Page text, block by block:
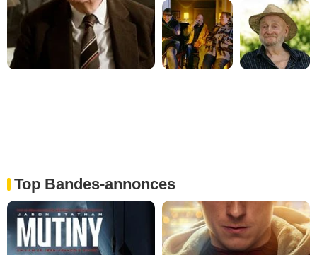
Top Bandes-annonces